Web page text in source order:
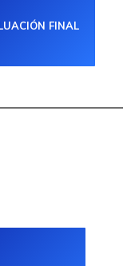
FINAL